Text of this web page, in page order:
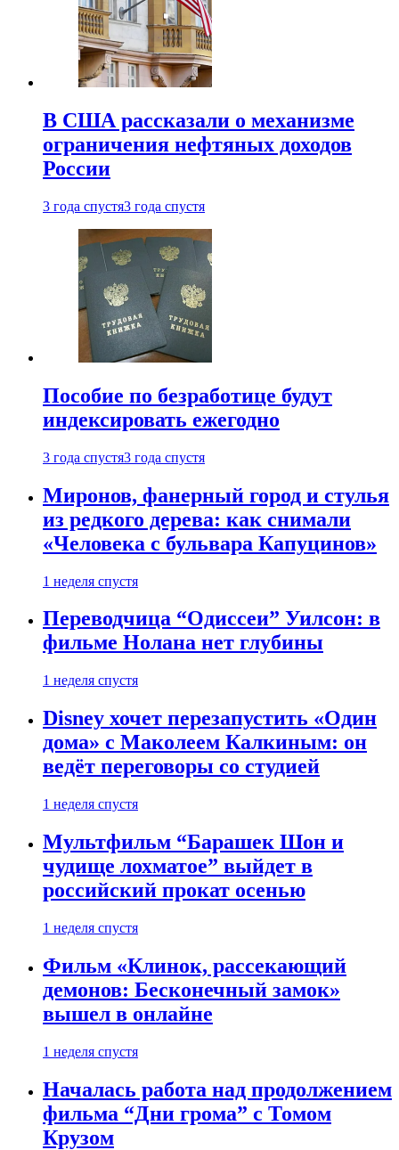
В США рассказали о механизме
ограничения нефтяных доходов
России
3 года спустя3 года спустя
Пособие по безработице будут
индексировать ежегодно
3 года спустя3 года спустя
Миронов, фанерный город и стулья
из редкого дерева: как снимали
«Человека с бульвара Капуцинов»
1 неделя спустя
Переводчица “Одиссеи” Уилсон: в
фильме Нолана нет глубины
1 неделя спустя
Disney хочет перезапустить «Один
дома» с Маколеем Калкиным: он
ведёт переговоры со студией
1 неделя спустя
Мультфильм “Барашек Шон и
чудище лохматое” выйдет в
российский прокат осенью
1 неделя спустя
Фильм «Клинок, рассекающий
демонов: Бесконечный замок»
вышел в онлайне
1 неделя спустя
Началась работа над продолжением
фильма “Дни грома” с Томом
Крузом